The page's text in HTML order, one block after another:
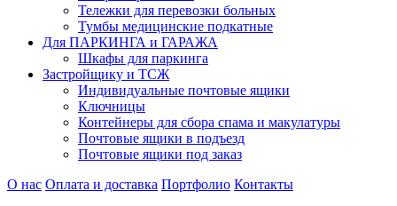
Тележки для перевозки больных
Тумбы медицинские подкатные
Для ПАРКИНГА и ГАРАЖА
Шкафы для паркинга
Застройщику и ТСЖ
Индивидуальные почтовые ящики
Ключницы
Контейнеры для сбора спама и макулатуры
Почтовые ящики в подъезд
Почтовые ящики под заказ
О нас Оплата и доставка Портфолио Контакты